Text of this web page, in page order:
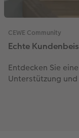
CEWE Community
Echte
Entdecken Sie
Unterstützung